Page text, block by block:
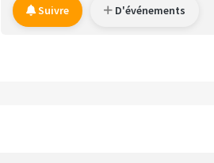
Suivre D'événements